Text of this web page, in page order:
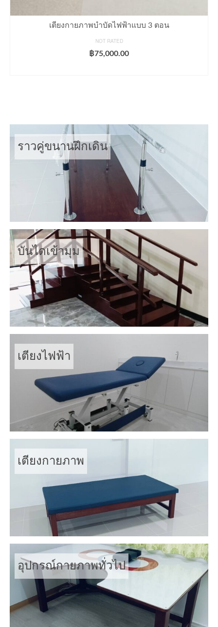
เตียงกายภาพบำบัดไฟฟ้าแบบ 3 ตอน
NOT RATED
฿75,000.00
ราวคู่ขนานฝึกเดิน
บันไดเข้ามุม
เตียงไฟฟ้า
เตียงกายภาพ
อุปกรณ์กายภาพทั่วไป